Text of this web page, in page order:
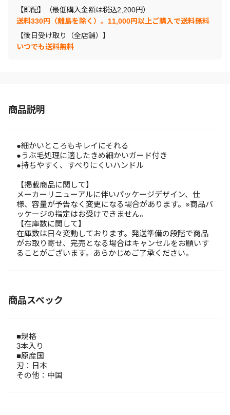
【即配】（最低購入金額は税込2,200円）
送料330円（離島を除く）。11,000円以上ご購入で送料無料
【後日受け取り（全店舗）】
いつでも送料無料
商品説明
●細かいところもキレイにそれる
●うぶ毛処理に適したきめ細かいガード付き
●持ちやすく、すべりにくいハンドル
【掲載商品に関して】
メーカーリニューアルに伴いパッケージデザイン、仕
様、容量が予告なく変更になる場合があります。※商品パ
ッケージの指定はお受けできません。
【在庫数に関して】
在庫数は日々変動しております。発送準備の段階で商品
がお取り寄せ、完売となる場合はキャンセルをお願いす
ることがございます。あらかじめご了承ください。
商品スペック
■規格
3本入り
■原産国
刃：日本
その他：中国